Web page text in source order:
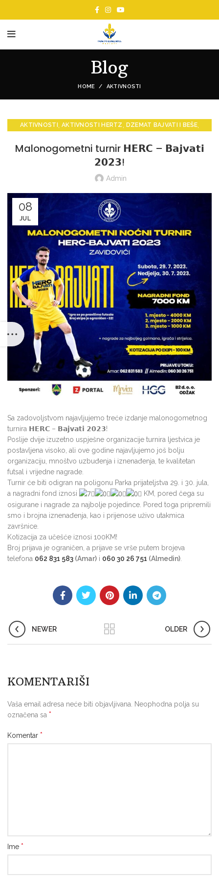
Blog
HOME AKTIVNOSTI
AKTIVNOSTI AKTIVNOSTI HERTZ DZEMAT BAJVATI I BEŠE
VIJESTI HERTZ
Malonogometni turnir 𝗛𝗘𝗥𝗖 – 𝗕𝗮𝗷𝘃𝗮𝘁𝗶
𝟮𝟬𝟮𝟯!
Admin
08
JUL
Sa zadovoljstvom najavljujemo treće izdanje malonogometnog
turnira 𝗛𝗘𝗥𝗖 – 𝗕𝗮𝗷𝘃𝗮𝘁𝗶 𝟮𝟬𝟮𝟯!
Poslije dvije izuzetno uspješne organizacije turnira ljestvica je
postavljena visoko, ali ove godine najavljujemo još bolju
organizaciju, mnoštvo uzbuđenja i iznenađenja, te kvalitetan
futsal i vrijedne nagrade.
Turnir će biti odigran na poligonu Parka prijateljstva 29. i 30. jula,
a nagradni fond iznosi
KM, pored čega su
osigurane i nagrade za najbolje pojedince. Pored toga pripremili
smo i brojna iznenađenja, kao i prijenose uživo utakmica
završnice.
Kotizacija za učešće iznosi 100KM!
Broj prijava je ograničen, a prijave se vrše putem brojeva
telefona 062 831 583 (Amar) i 060 30 26 751 (Almedin).
NEWER OLDER
KOMENTARIŠI
Vaša email adresa neće biti objavljivana. Neophodna polja su
označena sa *
Komentar *
Ime *